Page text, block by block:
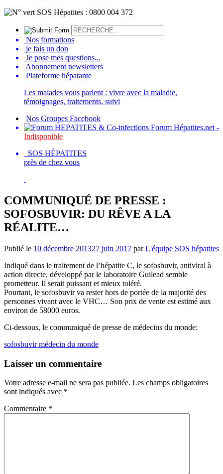
Nos formations
je fais un don
Je pose mes questions...
Abonnement newsletters
Plateforme hépatante
Les malades vous parlent : vivre avec la maladie,
témoignages, traitements, suivi
Nos Groupes Facebook
Forum Hépatites.net -
Indisponible
SOS HÉPATITES
près de chez vous
COMMUNIQUÉ DE PRESSE :
SOFOSBUVIR: DU RȆVE A LA
RÉALITE…
Publié le 10 décembre 201327 juin 2017 parL'équipe SOS hépatites
Indiqué dans le traitement de l’hépatite C, le sofosbuvir, antiviral à
action directe, développé par le laboratoire Guilead semble
prometteur. Il serait puissant et mieux toléré.
Pourtant, le sofosbuvir va rester hors de portée de la majorité des
personnes vivant avec le VHC… Son prix de vente est estimé aux
environ de 58000 euros.
Ci-dessous, le communiqué de presse de médecins du monde:
sofosbuvir médecin du monde
Laisser un commentaire
Votre adresse e-mail ne sera pas publiée. Les champs obligatoires
sont indiqués avec *
Commentaire *